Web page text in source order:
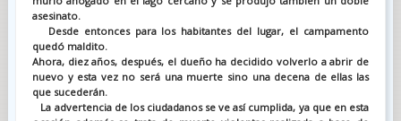
asesinato.
Desde entonces para los habitantes del lugar, el campamento
quedó maldito.
Ahora, diez años, después, el dueño ha decidido volverlo a abrir de
nuevo y esta vez no será una muerte sino una decena de ellas las
que sucederán.
La advertencia de los ciudadanos se ve así cumplida, ya que en esta